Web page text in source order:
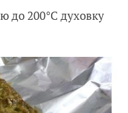
до 200°C духовку